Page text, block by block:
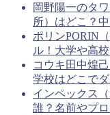
岡野陽一のタ
所）はどこ？
ポリンPORIN
ル！大学や高
コウキ田中煌
学校はどこで
インペックス
誰？名前やプ